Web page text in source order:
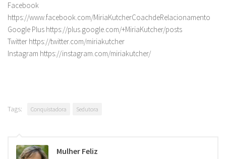
Facebook
https://www.facebook.com/MiriaKutcherCoachdeRelacionamento
Google Plus https://plus.google.com/+MiriaKutcher/posts
Twitter https://twitter.com/miriakutcher
Instagram https://instagram.com/miriakutcher/
Tags: Conquistadora Sedutora
Mulher Feliz